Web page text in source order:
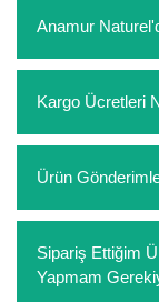
Anamur
oluşturarak,
whatsapp
ödemelerini
Kargo Ücretleri
etmeyin diye
kargoyu biz
kargo ücreti
Ürün
paketlenip
Sipariş Ettiğim
Yapmam